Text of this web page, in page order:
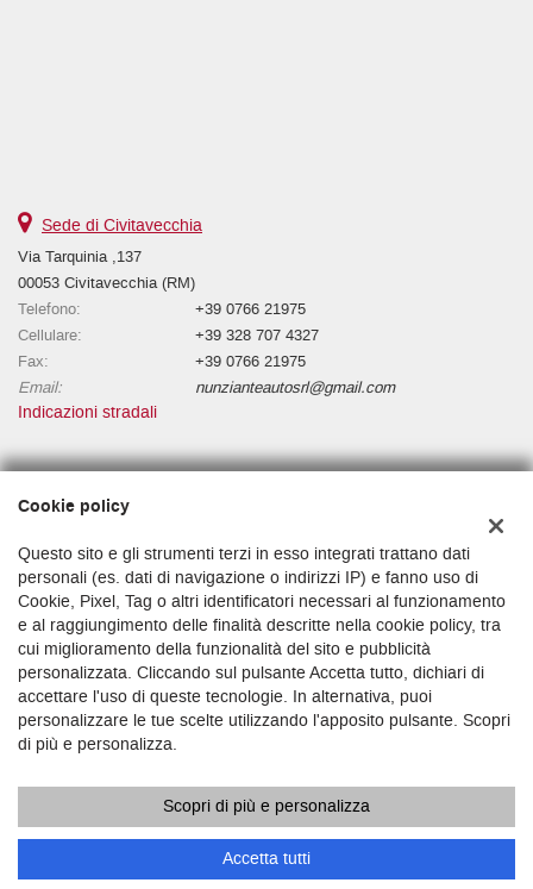
Sede di Civitavecchia
Via Tarquinia ,137
00053 Civitavecchia (RM)
Telefono:
+39 0766 21975
Cellulare:
+39 328 707 4327
Fax:
+39 0766 21975
Email:
nunzianteautosrl@gmail.com
Indicazioni stradali
Dati fiscali:
Via Niccolò l'Alunno, 1500196 Roma RM
C.F/P.IVA: 16377001009
Registro delle imprese:RM
Copyright © 2026 GestionaleAuto.com S.r.l., Tutti i diritti riservati -
Leggi l'informativa sulla privacy-Cookie Policy
GestionaleAuto.com
Cookie policy
Questo sito e gli strumenti terzi in esso integrati trattano dati
personali (es. dati di navigazione o indirizzi IP) e fanno uso di
Cookie, Pixel, Tag o altri identificatori necessari al funzionamento
e al raggiungimento delle finalità descritte nella cookie policy, tra
cui miglioramento della funzionalità del sito e pubblicità
personalizzata. Cliccando sul pulsante Accetta tutto, dichiari di
accettare l'uso di queste tecnologie. In alternativa, puoi
personalizzare le tue scelte utilizzando l'apposito pulsante. Scopri
di più e personalizza.
Scopri di più e personalizza
Accetta tutti